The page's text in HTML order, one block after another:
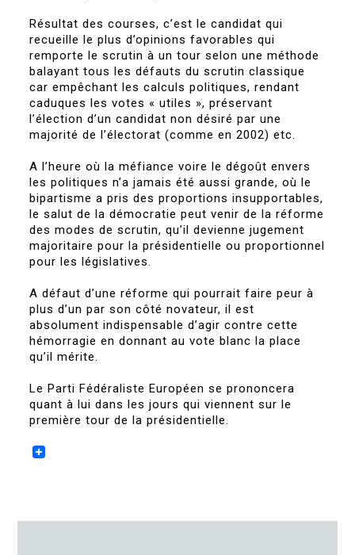
Résultat des courses, c’est le candidat qui
recueille le plus d’opinions favorables qui
remporte le scrutin à un tour selon une méthode
balayant tous les défauts du scrutin classique
car empêchant les calculs politiques, rendant
caduques les votes « utiles », préservant
l’élection d’un candidat non désiré par une
majorité de l’électorat (comme en 2002) etc.
A l’heure où la méfiance voire le dégoût envers
les politiques n’a jamais été aussi grande, où le
bipartisme a pris des proportions insupportables,
le salut de la démocratie peut venir de la réforme
des modes de scrutin, qu’il devienne jugement
majoritaire pour la présidentielle ou proportionnel
pour les législatives.
A défaut d’une réforme qui pourrait faire peur à
plus d’un par son côté novateur, il est
absolument indispensable d’agir contre cette
hémorragie en donnant au vote blanc la place
qu’il mérite.
Le Parti Fédéraliste Européen se prononcera
quant à lui dans les jours qui viennent sur le
première tour de la présidentielle.